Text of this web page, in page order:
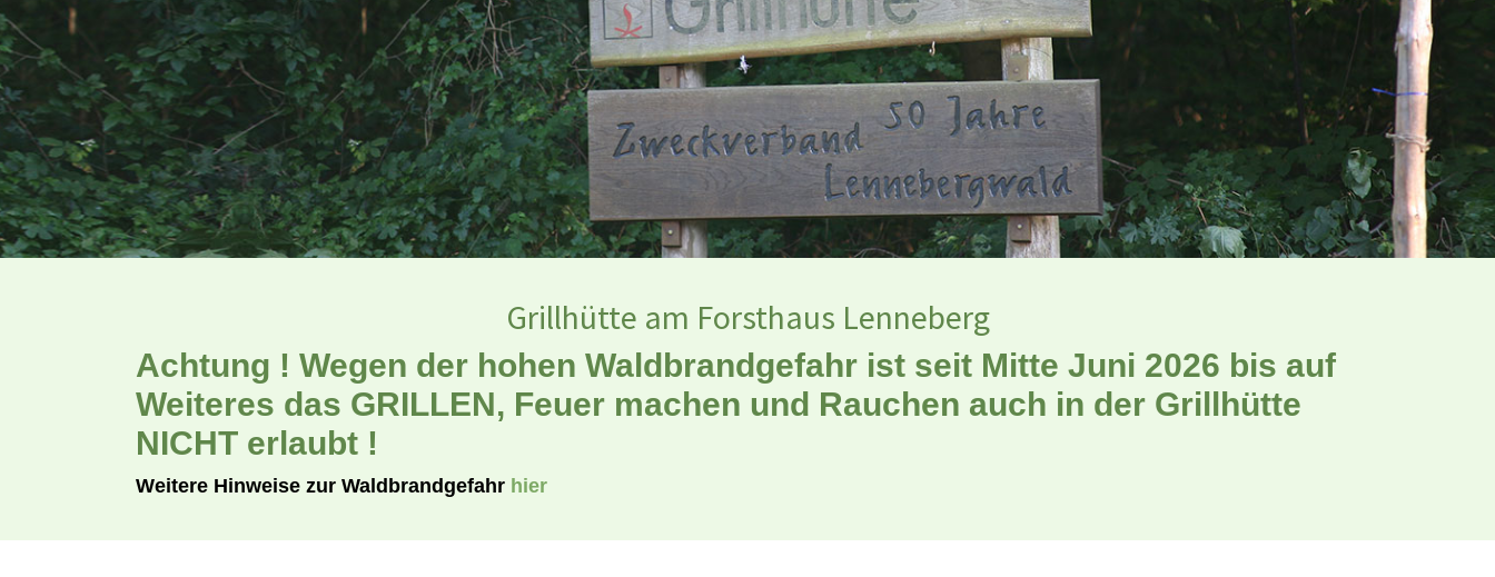
Grillhütte am Forsthaus Lenneberg
Achtung ! Wegen der hohen Waldbrandgefahr ist seit Mitte Juni 2026 bis auf
Weiteres das GRILLEN, Feuer machen und Rauchen auch in der Grillhütte
NICHT erlaubt !
Weitere Hinweise zur Waldbrandgefahr hier